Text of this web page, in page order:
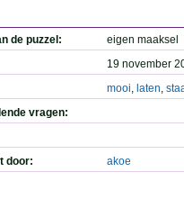
de puzzel:
eigen maaksel
19 november
mooi, laten,
vragen:
door: akoe